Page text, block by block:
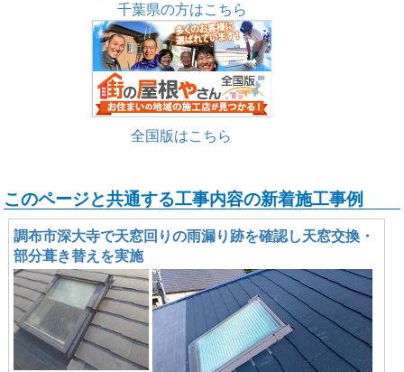
千葉県の方はこちら
全国版はこちら
このページと共通する工事内容の新着施工事例
調布市深大寺で天窓回りの雨漏り跡を確認し天窓交換・
部分葺き替えを実施